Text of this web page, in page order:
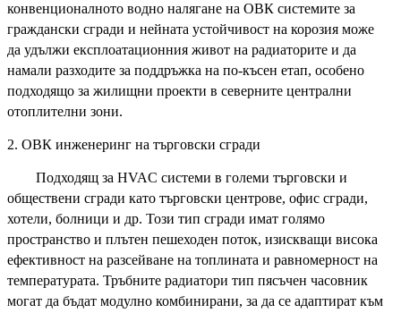
конвенционалното водно налягане на ОВК системите за
граждански сгради и нейната устойчивост на корозия може
да удължи експлоатационния живот на радиаторите и да
намали разходите за поддръжка на по-късен етап, особено
подходящо за жилищни проекти в северните централни
отоплителни зони.
2. ОВК инженеринг на търговски сгради
Подходящ за HVAC системи в големи търговски и
обществени сгради като търговски центрове, офис сгради,
хотели, болници и др. Този тип сгради имат голямо
пространство и плътен пешеходен поток, изискващи висока
ефективност на разсейване на топлината и равномерност на
температурата. Тръбните радиатори тип пясъчен часовник
могат да бъдат модулно комбинирани, за да се адаптират към